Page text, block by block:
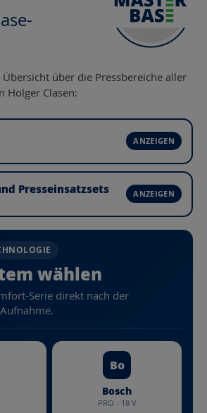
über die Pressbereiche aller
Holger Clasen:
Presseinsatzsets
wählen
Serie direkt nach der
Bo
Bosch
PRO - 18 V